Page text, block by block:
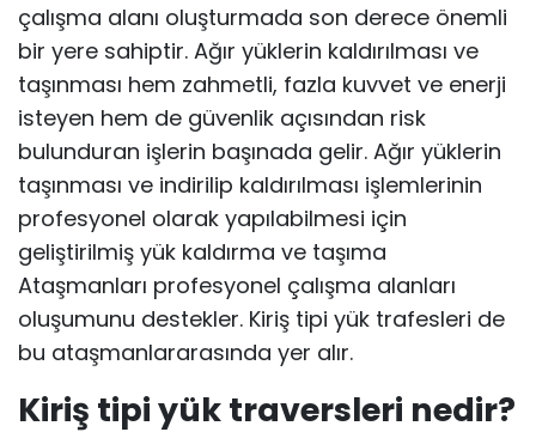
çalışma alanı oluşturmada son derece önemli
bir yere sahiptir. Ağır yüklerin kaldırılması ve
taşınması hem zahmetli, fazla kuvvet ve enerji
isteyen hem de güvenlik açısından risk
bulunduran işlerin başınada gelir. Ağır yüklerin
taşınması ve indirilip kaldırılması işlemlerinin
profesyonel olarak yapılabilmesi için
geliştirilmiş yük kaldırma ve taşıma
Ataşmanları profesyonel çalışma alanları
oluşumunu destekler. Kiriş tipi yük trafesleri de
bu ataşmanlararasında yer alır.
Kiriş tipi yük traversleri nedir?